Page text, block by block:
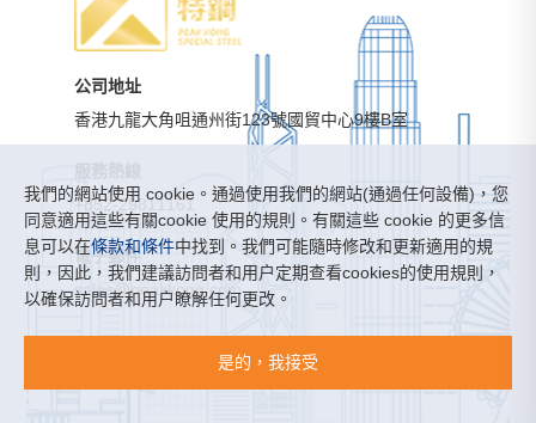
公司地址
香港九龍大角咀通州街123號國貿中心9樓B室
+852-29811161
電子郵件
sales@peakkong.com
煌港特鋼有限公司 ©版權所有
我們的網站使用 cookie。通過使用我們的網站(通過任何設備)，您
同意適用這些有關cookie 使用的規則。有關這些 cookie 的更多信
息可以在條款和條件中找到。我們可能隨時修改和更新適用的規
則，因此，我們建議訪問者和用户定期查看cookies的使用規則，
以確保訪問者和用户瞭解任何更改。
是的，我接受